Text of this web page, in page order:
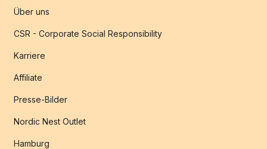
Über uns
CSR - Corporate Social Responsibility
Karriere
Affiliate
Presse-Bilder
Nordic Nest Outlet
Hamburg